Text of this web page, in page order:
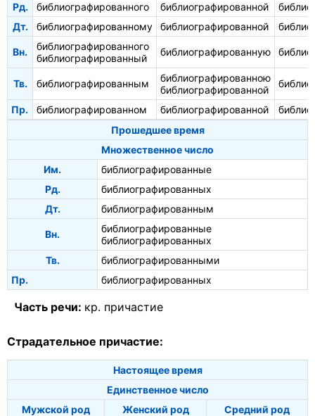
Рд.
библиографированного библиографированной
Дт.
библиографированному библиографированной
Вн.
библиографированного
библиографированный
библиографированную
Тв. библиографированным
библиографированною
библиографированной
Пр. библиографированном библиографированной
Прошедшее время
Множественное число
Им.
библиографированные
Рд.
библиографированных
Дт.
библиографированным
Вн.
библиографированные
библиографированных
Тв.
библиографированными
Пр.
библиографированных
Часть речи: кр. причастие
Страдательное причастие:
Настоящее время
Единственное число
Мужской род
Женский род
Средний род